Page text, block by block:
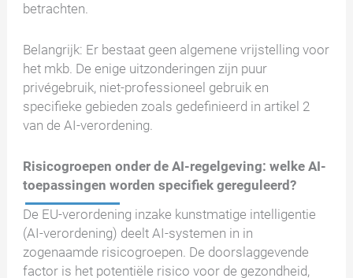
betrachten.
Belangrijk: Er bestaat geen algemene vrijstelling voor
het mkb. De enige uitzonderingen zijn puur
privégebruik, niet-professioneel gebruik en
specifieke gebieden zoals gedefinieerd in artikel 2
van de AI-verordening.
Risicogroepen onder de AI-regelgeving: welke AI-
toepassingen worden specifiek gereguleerd?
De EU-verordening inzake kunstmatige intelligentie
(AI-verordening) deelt AI-systemen in in
zogenaamde risicogroepen. De doorslaggevende
factor is het potentiële risico voor de gezondheid,